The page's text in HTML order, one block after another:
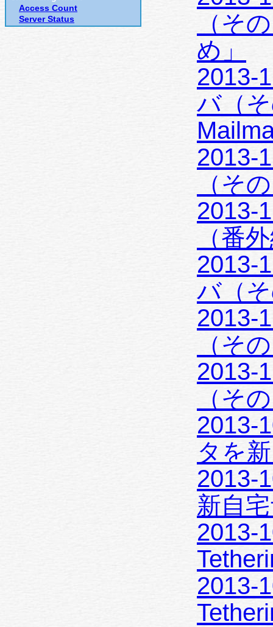
Access Count
Server Status
（そ
め」
2013-12-
バ（
2013-11-
（そ
2013-11-
（番
2013-11-
バ（
2013-11-
（そ
2013-11-
（そ
2013-10-
タを
2013-10-
新自
2013-10-
2013-10-